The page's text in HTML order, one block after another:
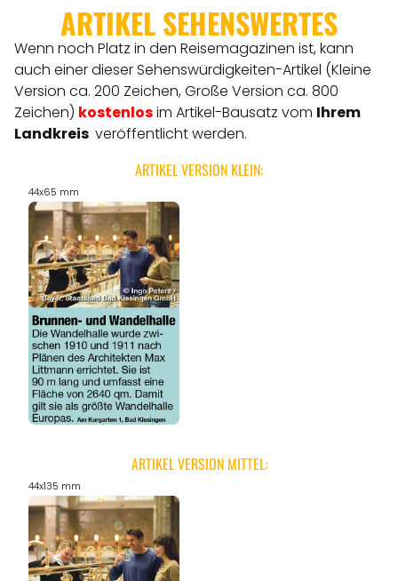
ARTIKEL SEHENSWERTES
Wenn noch Platz in den Reisemagazinen ist, kann
auch einer dieser Sehenswürdigkeiten-Artikel (Kleine
Version ca. 200 Zeichen, Große Version ca. 800
Zeichen) kostenlosim Artikel-Bausatz vom Ihrem
Landkreis veröffentlicht werden.
ARTIKEL VERSION KLEIN:
44x65 mm
ARTIKEL VERSION MITTEL:
44x135 mm